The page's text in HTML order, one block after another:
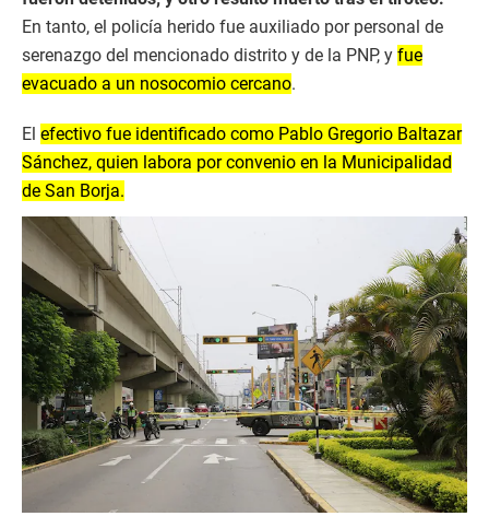
En tanto, el policía herido fue auxiliado por personal de
serenazgo del mencionado distrito y de la PNP, y fue
evacuado a un nosocomio cercano.
El efectivo fue identificado como Pablo Gregorio Baltazar
Sánchez, quien labora por convenio en la Municipalidad
de San Borja.